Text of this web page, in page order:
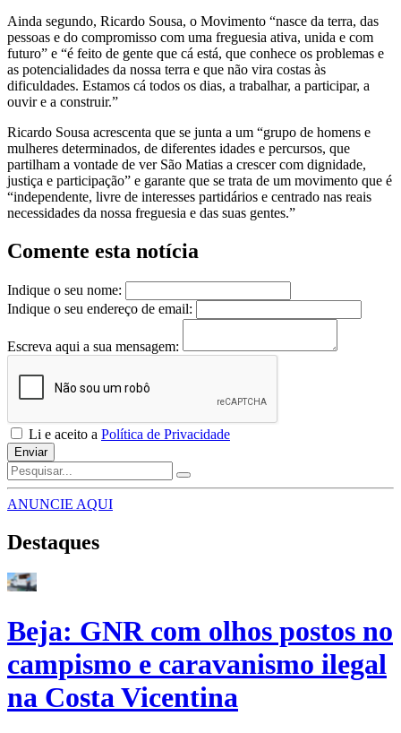
Ainda segundo, Ricardo Sousa, o Movimento “nasce da terra, das
pessoas e do compromisso com uma freguesia ativa, unida e com
futuro” e “é feito de gente que cá está, que conhece os problemas e
as potencialidades da nossa terra e que não vira costas às
dificuldades. Estamos cá todos os dias, a trabalhar, a participar, a
ouvir e a construir.”
Ricardo Sousa acrescenta que se junta a um “grupo de homens e
mulheres determinados, de diferentes idades e percursos, que
partilham a vontade de ver São Matias a crescer com dignidade,
justiça e participação” e garante que se trata de um movimento que é
“independente, livre de interesses partidários e centrado nas reais
necessidades da nossa freguesia e das suas gentes.”
Comente esta notícia
Indique o seu nome:
Indique o seu endereço de email:
Escreva aqui a sua mensagem:
Li e aceito a Política de Privacidade
Enviar
ANUNCIE AQUI
Destaques
Beja: GNR com olhos postos no
campismo e caravanismo ilegal
na Costa Vicentina